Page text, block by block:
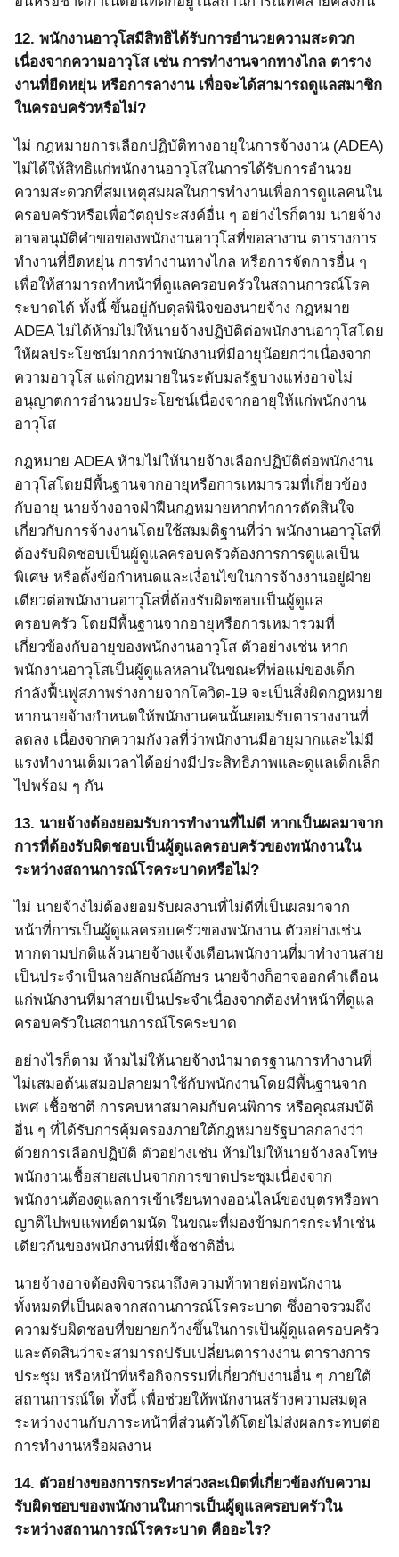
12. พนักงานอาวุโสมีสิทธิได้รับการอำนวยความสะดวก
เนื่องจากความอาวุโส เช่น การทำงานจากทางไกล ตาราง
งานที่ยืดหยุ่น หรือการลางาน เพื่อจะได้สามารถดูแลสมาชิก
ในครอบครัวหรือไม่?
ไม่ กฎหมายการเลือกปฏิบัติทางอายุในการจ้างงาน (ADEA)
ไม่ได้ให้สิทธิแก่พนักงานอาวุโสในการได้รับการอำนวย
ความสะดวกที่สมเหตุสมผลในการทำงานเพื่อการดูแลคนใน
ครอบครัวหรือเพื่อวัตถุประสงค์อื่น ๆ อย่างไรก็ตาม นายจ้าง
อาจอนุมัติคำขอของพนักงานอาวุโสที่ขอลางาน ตารางการ
ทำงานที่ยืดหยุ่น การทำงานทางไกล หรือการจัดการอื่น ๆ
เพื่อให้สามารถทำหน้าที่ดูแลครอบครัวในสถานการณ์โรค
ระบาดได้ ทั้งนี้ ขึ้นอยู่กับดุลพินิจของนายจ้าง กฎหมาย
ADEAไม่ได้ห้ามไม่ให้นายจ้างปฏิบัติต่อพนักงานอาวุโสโดย
ให้ผลประโยชน์มากกว่าพนักงานที่มีอายุน้อยกว่าเนื่องจาก
ความอาวุโส แต่กฎหมายในระดับมลรัฐบางแห่งอาจไม่
อนุญาตการอำนวยประโยชน์เนื่องจากอายุให้แก่พนักงาน
อาวุโส
กฎหมาย ADEA ห้ามไม่ให้นายจ้างเลือกปฏิบัติต่อพนักงาน
อาวุโสโดยมีพื้นฐานจากอายุหรือการเหมารวมที่เกี่ยวข้อง
กับอายุ นายจ้างอาจฝ่าฝืนกฎหมายหากทำการตัดสินใจ
เกี่ยวกับการจ้างงานโดยใช้สมมติฐานที่ว่า พนักงานอาวุโสที่
ต้องรับผิดชอบเป็นผู้ดูแลครอบครัวต้องการการดูแลเป็น
พิเศษ หรือตั้งข้อกำหนดและเงื่อนไขในการจ้างงานอยู่ฝ่าย
เดียวต่อพนักงานอาวุโสที่ต้องรับผิดชอบเป็นผู้ดูแล
ครอบครัว โดยมีพื้นฐานจากอายุหรือการเหมารวมที่
เกี่ยวข้องกับอายุของพนักงานอาวุโส ตัวอย่างเช่น หาก
พนักงานอาวุโสเป็นผู้ดูแลหลานในขณะที่พ่อแม่ของเด็ก
กำลังฟื้นฟูสภาพร่างกายจากโควิด-19 จะเป็นสิ่งผิดกฎหมาย
หากนายจ้างกำหนดให้พนักงานคนนั้นยอมรับตารางงานที่
ลดลง เนื่องจากความกังวลที่ว่าพนักงานมีอายุมากและไม่มี
แรงทำงานเต็มเวลาได้อย่างมีประสิทธิภาพและดูแลเด็กเล็ก
ไปพร้อม ๆ กัน
13. นายจ้างต้องยอมรับการทำงานที่ไม่ดี หากเป็นผลมาจาก
การที่ต้องรับผิดชอบเป็นผู้ดูแลครอบครัวของพนักงานใน
ระหว่างสถานการณ์โรคระบาดหรือไม่?
ไม่ นายจ้างไม่ต้องยอมรับผลงานที่ไม่ดีที่เป็นผลมาจาก
หน้าที่การเป็นผู้ดูแลครอบครัวของพนักงาน ตัวอย่างเช่น
หากตามปกติแล้วนายจ้างแจ้งเตือนพนักงานที่มาทำงานสาย
เป็นประจำเป็นลายลักษณ์อักษร นายจ้างก็อาจออกคำเตือน
แก่พนักงานที่มาสายเป็นประจำเนื่องจากต้องทำหน้าที่ดูแล
ครอบครัวในสถานการณ์โรคระบาด
อย่างไรก็ตาม ห้ามไม่ให้นายจ้างนำมาตรฐานการทำงานที่
ไม่เสมอต้นเสมอปลายมาใช้กับพนักงานโดยมีพื้นฐานจาก
เพศ เชื้อชาติ การคบหาสมาคมกับคนพิการ หรือคุณสมบัติ
อื่น ๆ ที่ได้รับการคุ้มครองภายใต้กฎหมายรัฐบาลกลางว่า
ด้วยการเลือกปฏิบัติ ตัวอย่างเช่น ห้ามไม่ให้นายจ้างลงโทษ
พนักงานเชื้อสายสเปนจากการขาดประชุมเนื่องจาก
พนักงานต้องดูแลการเข้าเรียนทางออนไลน์ของบุตรหรือพา
ญาติไปพบแพทย์ตามนัด ในขณะที่มองข้ามการกระทำเช่น
เดียวกันของพนักงานที่มีเชื้อชาติอื่น
นายจ้างอาจต้องพิจารณาถึงความท้าทายต่อพนักงาน
ทั้งหมดที่เป็นผลจากสถานการณ์โรคระบาด ซึ่งอาจรวมถึง
ความรับผิดชอบที่ขยายกว้างขึ้นในการเป็นผู้ดูแลครอบครัว
และตัดสินว่าจะสามารถปรับเปลี่ยนตารางงาน ตารางการ
ประชุม หรือหน้าที่หรือกิจกรรมที่เกี่ยวกับงานอื่น ๆ ภายใต้
สถานการณ์ใด ทั้งนี้ เพื่อช่วยให้พนักงานสร้างความสมดุล
ระหว่างงานกับภาระหน้าที่ส่วนตัวได้โดยไม่ส่งผลกระทบต่อ
การทำงานหรือผลงาน
14. ตัวอย่างของการกระทำล่วงละเมิดที่เกี่ยวข้องกับความ
รับผิดชอบของพนักงานในการเป็นผู้ดูแลครอบครัวใน
ระหว่างสถานการณ์โรคระบาด คืออะไร?